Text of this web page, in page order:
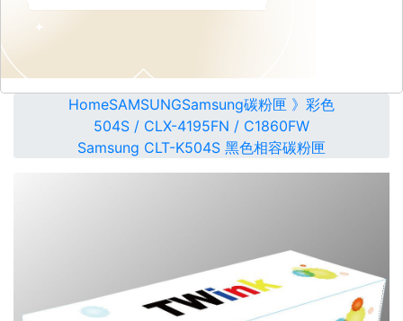
HomeSAMSUNGSamsung碳粉匣 》彩色
504S / CLX-4195FN / C1860FW
Samsung CLT-K504S 黑色相容碳粉匣